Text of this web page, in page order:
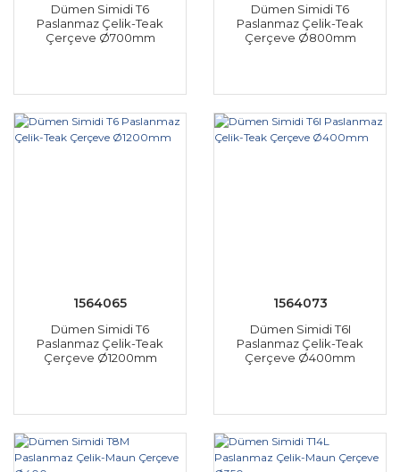
Dümen Simidi T6
Paslanmaz Çelik-Teak
Çerçeve Ø700mm
Dümen Simidi T6
Paslanmaz Çelik-Teak
Çerçeve Ø800mm
1564065
Dümen Simidi T6
Paslanmaz Çelik-Teak
Çerçeve Ø1200mm
1564073
Dümen Simidi T6I
Paslanmaz Çelik-Teak
Çerçeve Ø400mm